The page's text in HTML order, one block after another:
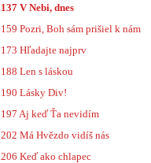
137 V Nebi, dnes
159 Pozri, Boh sám prišiel k nám
173 Hľadajte najprv
188 Len s láskou
190 Lásky Div!
197 Aj keď Ťa nevidím
202 Má Hvězdo vidíš nás
206 Keď ako chlapec